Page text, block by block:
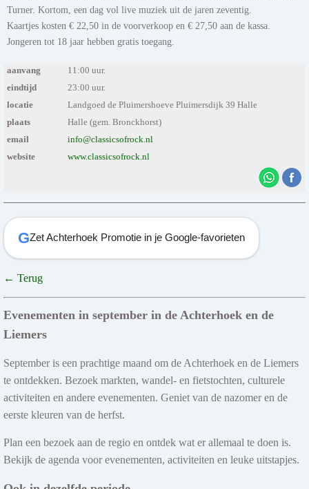
Turner. Kortom, een dag vol live muziek uit de jaren zeventig.
Kaartjes kosten € 22,50 in de voorverkoop en € 27,50 aan de kassa.
Jongeren tot 18 jaar hebben gratis toegang.
aanvang
11:00 uur.
eindtijd
23:00 uur.
locatie
Landgoed de Pluimershoeve Pluimersdijk 39 Halle
plaats
Halle (gem. Bronckhorst)
email
info@classicsofrock.nl
website
www.classicsofrock.nl
GZet Achterhoek Promotie in je Google-favorieten
← Terug
Evenementen in september in de Achterhoek en de
Liemers
September is een prachtige maand om de Achterhoek en de Liemers
te ontdekken. Bezoek markten, wandel- en fietstochten, culturele
activiteiten en andere evenementen. Geniet van de nazomer en de
eerste kleuren van de herfst.
Plan een bezoek aan de regio en ontdek wat er allemaal te doen is.
Bekijk de agenda voor evenementen, activiteiten en leuke uitstapjes.